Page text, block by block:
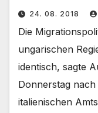
24. 08. 2018
Die
ungarischen
identisch, sagte
Donnerstag
italienischen